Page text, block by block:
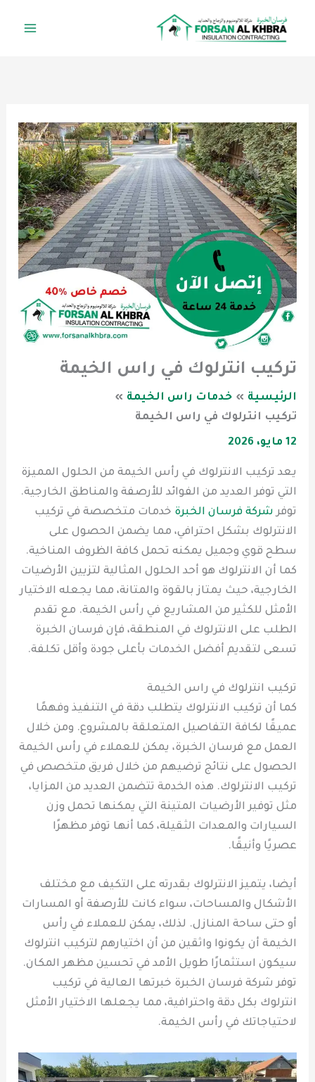
تركيب انترلوك في راس الخيمة
الرئيسية
خدمات راس الخيمة
تركيب انترلوك في راس الخيمة
12 مايو، 2026
يعد تركيب الانترلوك في رأس الخيمة من الحلول المميزة
التي توفر العديد من الفوائد للأرصفة والمناطق الخارجية.
توفرشركة فرسان الخبرة خدمات متخصصة في تركيب
الانترلوك بشكل احترافي، مما يضمن الحصول على
سطح قوي وجميل يمكنه تحمل كافة الظروف المناخية.
كما أن الانترلوك هو أحد الحلول المثالية لتزيين الأرضيات
الخارجية، حيث يمتاز بالقوة والمتانة، مما يجعله الاختيار
الأمثل للكثير من المشاريع في رأس الخيمة. مع تقدم
الطلب على الانترلوك في المنطقة، فإن فرسان الخبرة
تسعى لتقديم أفضل الخدمات بأعلى جودة وأقل تكلفة.
تركيب انترلوك في راس الخيمة
كما أن تركيب الانترلوك يتطلب دقة في التنفيذ وفهمًا
عميقًا لكافة التفاصيل المتعلقة بالمشروع. ومن خلال
العمل مع فرسان الخبرة، يمكن للعملاء في رأس الخيمة
الحصول على نتائج ترضيهم من خلال فريق متخصص في
تركيب الانترلوك. هذه الخدمة تتضمن العديد من المزايا،
مثل توفير الأرضيات المتينة التي يمكنها تحمل وزن
السيارات والمعدات الثقيلة، كما أنها توفر مظهرًا
عصريًا وأنيقًا.
أيضا، يتميز الانترلوك بقدرته على التكيف مع مختلف
الأشكال والمساحات، سواء كانت للأرصفة أو المسارات
أو حتى ساحة المنازل. لذلك، يمكن للعملاء في رأس
الخيمة أن يكونوا واثقين من أن اختيارهم لتركيب انترلوك
سيكون استثمارًا طويل الأمد في تحسين مظهر المكان.
توفر شركة فرسان الخبرة خبرتها العالية في تركيب
انترلوك بكل دقة واحترافية، مما يجعلها الاختيار الأمثل
لاحتياجاتك في رأس الخيمة.